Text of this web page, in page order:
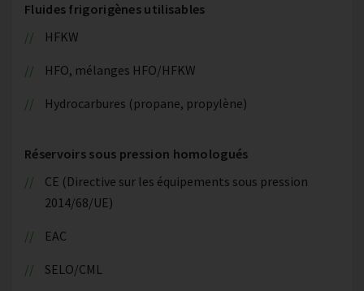
Fluides frigorigènes utilisables
HFKW
HFO, mélanges HFO/HFKW
Hydrocarbures (propane, propylène)
Réservoirs sous pression homologués
CE (Directive sur les équipements sous pression
2014/68/UE)
EAC
SELO/CML